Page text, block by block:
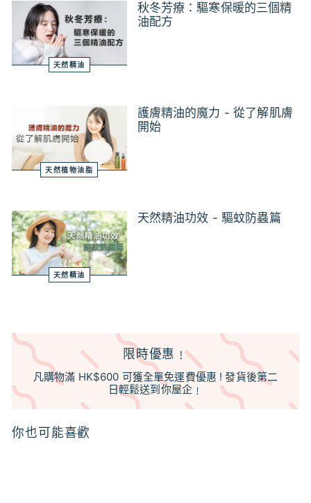
天然精油
秋冬芳療：驅寒保暖的三個精
油配方
天然植物油脂
護膚精油的魔力 - 從了解肌膚
開始
天然精油
天然精油功效 - 驅蚊防蟲篇
限時優惠﹗
凡購物滿 HK$600 可獲全單免運費優惠 ! 發貨後第二
日輕鬆送到你屋企﹗
你也可能喜歡